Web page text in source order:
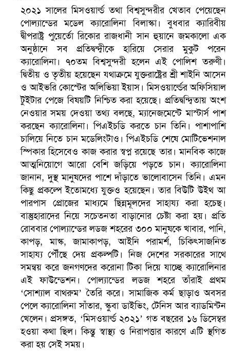
প্রোটিয়াদের হারিয়ে বিশ্বকাপের শিরোপা ঘরে তুলল ভারত
সৌদিতে ব্যাপক ধরপাকড়, এক সপ্তাহেই ২১ হাজারের বেশি
বৈষম্যবিরোধী ছাত্র আন্দোলনের সাধারণ সম্পাদকের পদত্যাগ
২০২১ সালের মিসওয়ার্ল্ড তথা বিশ্বসুন্দরীর খেতাব পেয়েছেন
পোল্যান্ডের মডেল ক্যারোলিনা বিলাস্কা। বুধবার ক্যারিবীয়
দ্বীপরাষ্ট্র পুয়ের্তো রিকোর রাজধানী সান হুয়ানে জমকালো এক
অনুষ্ঠানে সব প্রতিদ্বন্দ্বীকে হারিয়ে সেরার মুকুট পরেন
ক্যারোলিনা। ৭০তম বিশ্বসুন্দরী হলেন এই পোলিশ তরুণী।
দ্বিতীয় ও তৃতীয় হয়েছেন যথাক্রমে যুক্তরাষ্ট্রের শ্রী শাইনি আসেন
ও আইভরি কোস্টের অলিভিয়া ইয়াস। মিসওয়ার্ল্ডের অফিসিয়াল
টুইটার পেজে বিষয়টি নিশ্চিত করা হয়েছে। প্রতিদ্বন্দ্বিতায় অংশ
নেওয়ার সময় দেওয়া তথ্য বলছে, ম্যানেজমেন্টে মাস্টার্স পাশ
করছেন ক্যারোলিনা। পিএইচডি করতে চান তিনি। পাশাপাশি
চালিয়ে নিতে চান মডেলিংটাও। পিএইচডি শেষে মোটিভেশনাল
স্পিকার হিসেবেও কাজ করার স্বপ্ন রয়েছে তার। মানবিক কাজে
আত্মনিয়োগে আরো বেশি জড়িয়ে পড়তে চান। ক্যারোলিনা
জানান, দুস্থ মানুষদের পাশে দাঁড়াতে ভালোবাসেন তিনি। এমন
কিছু প্রকল্পে ইতোমধ্যে যুক্তও হয়েছেন। তার বিউটি উইথ আ
পারপাস প্রোজের মাধ্যমে ছিন্নমূলদের সাহায্য করা হচেছ।
বাস্তুহারাদের নিয়ে সচেতনতা বাড়ানোর চেষ্টা করা হয়। প্রতি
রোববার পোল্যান্ডের লডজ শহরের ৩০০ মানুষকে খাবার, পানি,
কাপড়, মাস্ক, জামাকাপড়, আইনি পরামর্শ, চিকিৎসাজনিত
সাহায্য পৌঁছে দেয় প্রকল্পটি। নিজ দেশের সরকারের সাথে
সমন্বয় করে জনগণদের করোনা টিকা দিয়ে যাচ্ছে ক্যারোলিনার
এই ফাউন্ডেশন। পোল্যান্ডের লডজ শহরে তাঁরাই প্রথম
‘সোশ্যাল বাথরুম’ তৈরি করে। সামাজিক কর্ম ছাড়াও অবসর
পেলে ক্যারোলিনা সাঁতার, স্কুবা ডাইভিং, টেনিস আর ব্যাডমিন্টন
খেলেন। প্রসঙ্গত, ‘মিসওয়ার্ল্ড ২০২১’ গত বছরের ১৬ ডিসেম্বর
হওয়া কথা ছিল। কিন্তু স্বাস্থ্য ও নিরাপত্তার কারণে এটি স্থগিত
করা হয় সেই সময়।